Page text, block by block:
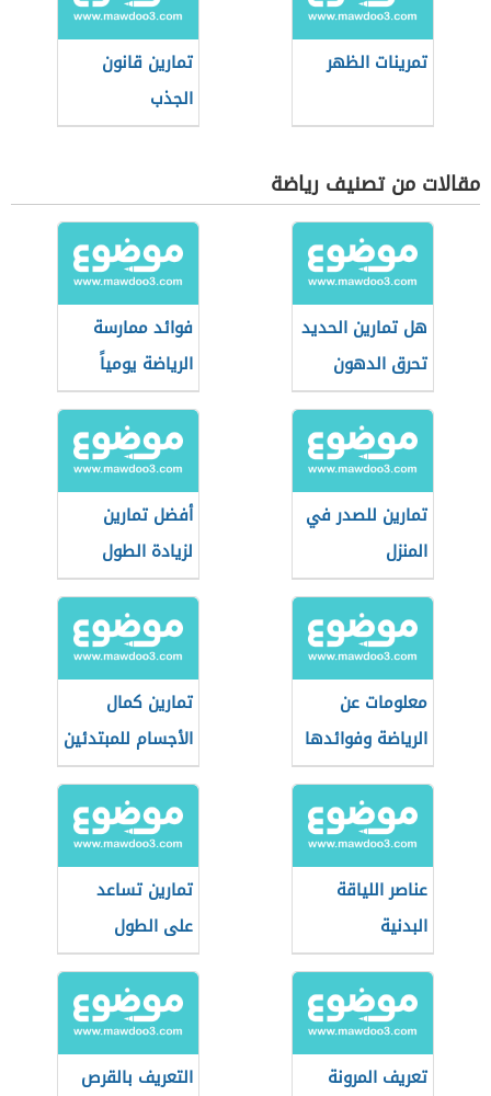
تمرينات الظهر
تمارين قانون
الجذب
مقالات من تصنيف رياضة
هل تمارين الحديد
تحرق الدهون
فوائد ممارسة
الرياضة يومياً
تمارين للصدر في
المنزل
أفضل تمارين
لزيادة الطول
معلومات عن
الرياضة وفوائدها
تمارين كمال
الأجسام للمبتدئين
عناصر اللياقة
البدنية
تمارين تساعد
على الطول
تعريف المرونة
التعريف بالقرص